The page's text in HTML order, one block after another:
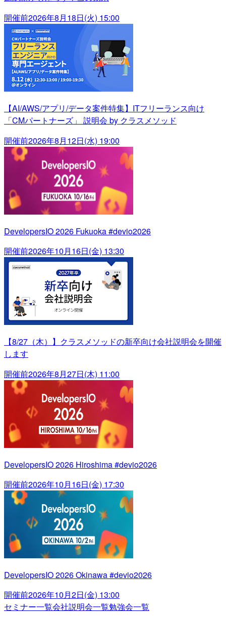
開催前2026年8月18日(火) 15:00
【AI/AWS/アプリ/データ案件特集】ITフリーランス向け
「CMパートナーズ」 説明会 by クラスメソッド
開催前2026年8月12日(水) 19:00
DevelopersIO 2026 Fukuoka #devio2026
開催前2026年10月16日(金) 13:30
【8/27（木）】クラスメソッドの新卒向け会社説明会を開催
します
開催前2026年8月27日(木) 11:00
DevelopersIO 2026 Hiroshima #devio2026
開催前2026年10月16日(金) 17:30
DevelopersIO 2026 Okinawa #devio2026
開催前2026年10月2日(金) 13:00
セミナー一覧会社説明会一覧勉強会一覧